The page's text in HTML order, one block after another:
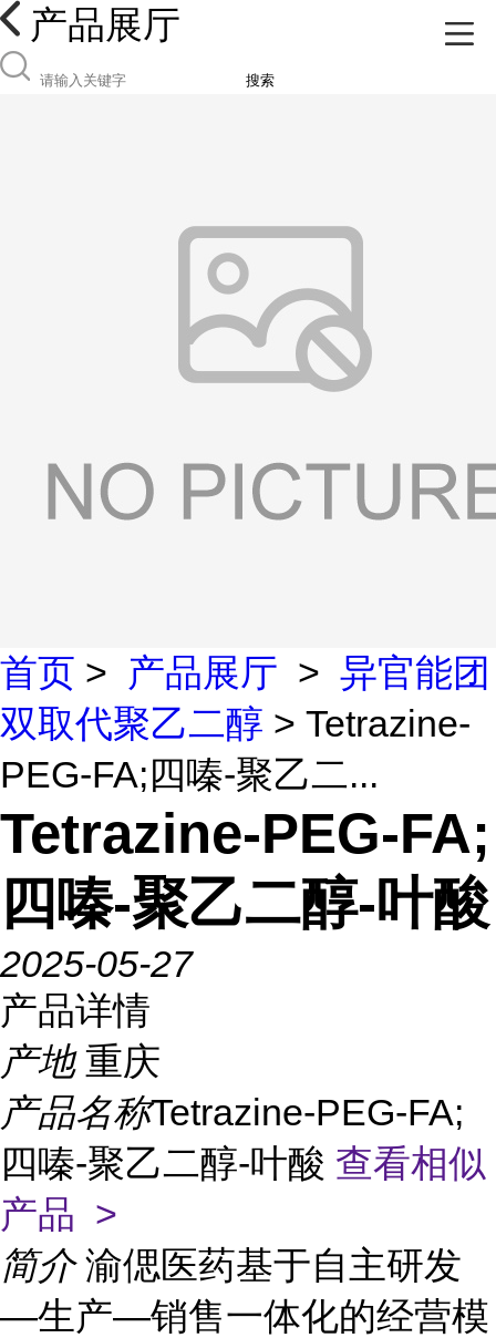
产品展厅
搜索
首页 > 产品展厅 > 异官能团
双取代聚乙二醇 > Tetrazine-
PEG-FA;四嗪-聚乙二...
Tetrazine-PEG-FA;
四嗪-聚乙二醇-叶酸
2025-05-27
产品详情
产地 重庆
产品名称Tetrazine-PEG-FA;
四嗪-聚乙二醇-叶酸 查看相似
产品 >
简介 渝偲医药基于自主研发
—生产—销售一体化的经营模